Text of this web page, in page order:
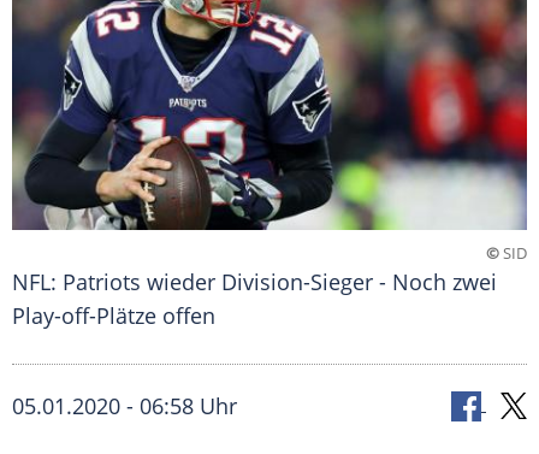
©SID
NFL: Patriots wieder Division-Sieger - Noch zwei
Play-off-Plätze offen
05.01.2020 - 06:58 Uhr